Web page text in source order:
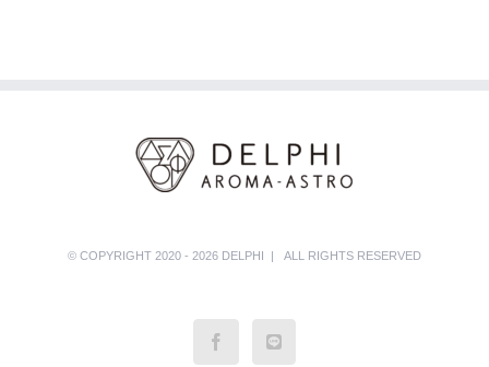
© COPYRIGHT 2020 - 2026 DELPHI | ALL RIGHTS RESERVED